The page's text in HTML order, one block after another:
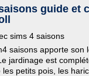
guide et
sims 4 saisons
saisons apporte son
jardinage est
petits pois, les